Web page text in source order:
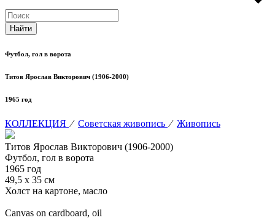
Футбол, гол в ворота
Титов Ярослав Викторович (1906-2000)
1965 год
КОЛЛЕКЦИЯ ⁄ Советская живопись ⁄ Живопись
Титов Ярослав Викторович (1906-2000)
Футбол, гол в ворота
1965 год
49,5 х 35 см
Холст на картоне, масло
Canvas on cardboard, oil